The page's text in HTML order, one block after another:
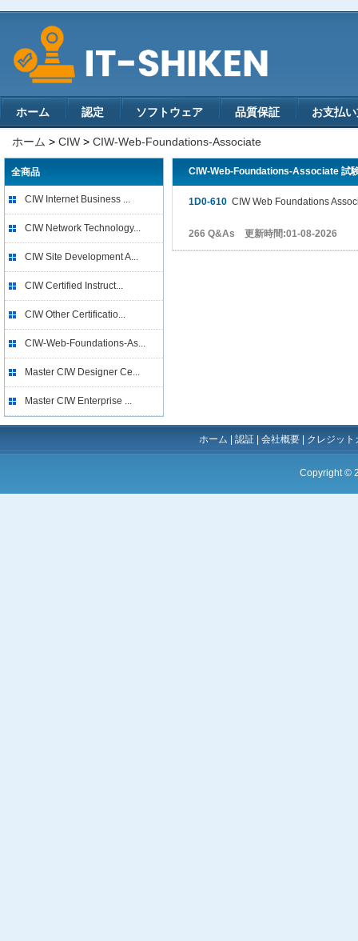
ホーム 認定 ソフトウェア 品質保証 お支払
ホーム > CIW > CIW-Web-Foundations-Associate
全商品
CIW Internet Business ...
CIW Network Technology...
CIW Site Development A...
CIW Certified Instruct...
CIW Other Certificatio...
CIW-Web-Foundations-As...
Master CIW Designer Ce...
Master CIW Enterprise ...
CIW-Web-Foundations-Associate 試
1D0-610 CIW Web Foundations
266 Q&As 更新時間:01-08-2026
ホーム 認証 会社概要 クレジッ
Copyright ©